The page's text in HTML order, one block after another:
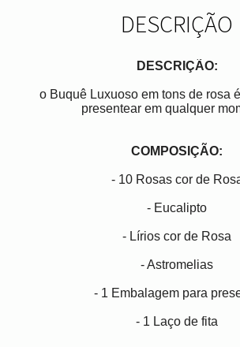
DESCRIÇÃO
DESCRIÇÃO:
o Buquê Luxuoso em tons de rosa
presentear em qualquer
COMPOSIÇÃO:
- 10 Rosas cor de
- Eucalipto
- Lírios cor de Rosa
- Astromelias
- 1 Embalagem para
- 1 Laço de fita